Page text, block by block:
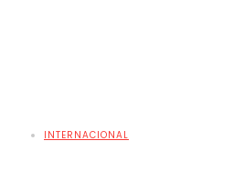
INTERNACIONAL